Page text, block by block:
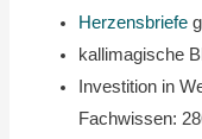
Herzensbriefe
kallimagische
Investition in
Fachwissen: